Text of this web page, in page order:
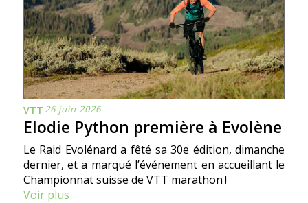
VTT26 juin 2026
Elodie Python première à Evolène
Le Raid Evolénard a fêté sa 30e édition, dimanche
dernier, et a marqué l’événement en accueillant le
Championnat suisse de VTT marathon !
Voir plus